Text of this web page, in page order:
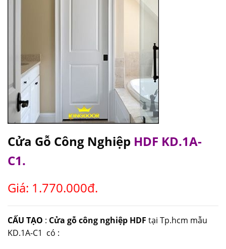
Cửa Gỗ Công Nghiệp HDF KD.1A-
C1.
Giá: 1.770.000đ.
CẤU TẠO : Cửa gỗ công nghiệp HDF tại Tp.hcm mẫu
KD.1A-C1 có :